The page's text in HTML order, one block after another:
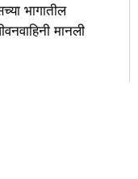
भागातील
मानली